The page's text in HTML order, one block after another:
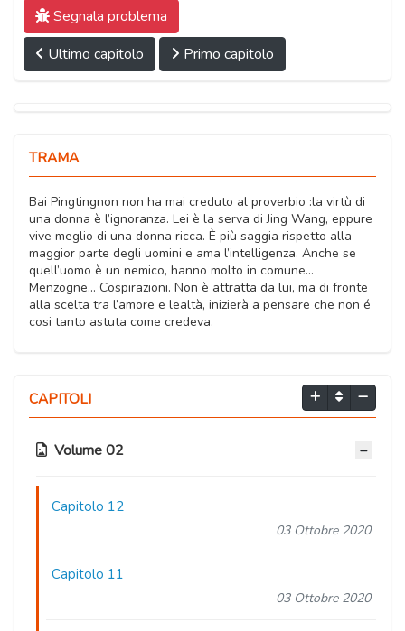
Segnala problema
Ultimo capitolo
Primo capitolo
TRAMA
Bai Pingtingnon non ha mai creduto al proverbio :la virtù di
una donna è l’ignoranza. Lei è la serva di Jing Wang, eppure
vive meglio di una donna ricca. È più saggia rispetto alla
maggior parte degli uomini e ama l’intelligenza. Anche se
quell’uomo è un nemico, hanno molto in comune…
Menzogne… Cospirazioni. Non è attratta da lui, ma di fronte
alla scelta tra l’amore e lealtà, inizierà a pensare che non é
cosi tanto astuta come credeva.
CAPITOLI
Volume 02
Capitolo 12
03 Ottobre 2020
Capitolo 11
03 Ottobre 2020